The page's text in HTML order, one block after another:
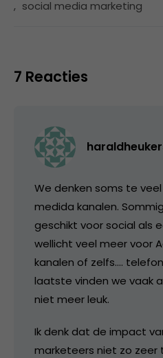
, social media marketing
7 Reacties
We denken soms te
medida kanalen.
geschikt voor social als
wellicht veel meer voor
kanalen of zelfs….
laatste vinden we vaak
niet meer leuk.
Ik denk dat de impact
marketeers niet zo zeer